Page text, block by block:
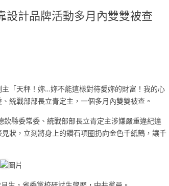
設計品牌活動多月內雙雙被查
「天秤！妳…妳不能這樣對待愛妳的財富！我的心
統戰部部長立青定主，一個多月內雙雙被查。
縣委常委、統戰部部長立青定主涉嫌嚴重違紀違
狀，立刻將身上的鑽石項圈扔向金色千紙鶴，讓千
圖片